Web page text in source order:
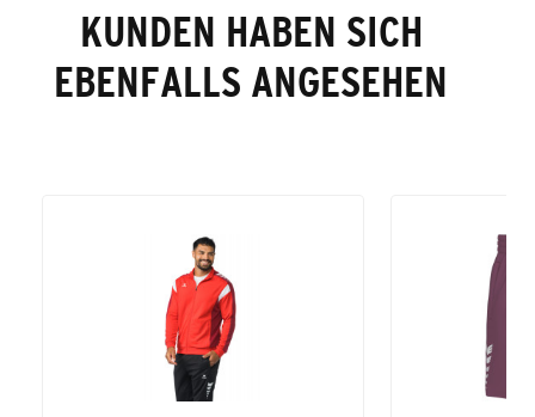
KUNDEN HABEN SICH
EBENFALLS ANGESEHEN